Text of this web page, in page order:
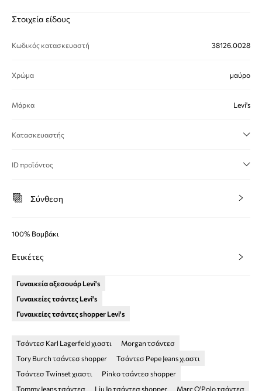
Στοιχεία είδους
Κωδικός κατασκευαστή 38126.0028
Χρώμα μαύρο
Μάρκα Levi's
Κατασκευαστής
ID προϊόντος
Σύνθεση
100% Βαμβάκι
Ετικέτες
Γυναικεία αξεσουάρ Levi's
Γυναικείες τσάντες Levi's
Γυναικείες τσάντες shopper Levi's
Τσάντεσ Karl Lagerfeld χιαστι
Morgan τσάντεσ
Tory Burch τσάντεσ shopper
Τσάντεσ Pepe Jeans χιαστι
Τσάντεσ Twinset χιαστι
Pinko τσάντεσ shopper
Tommy Jeans τσάντεσ
Liu Jo τσάντεσ shopper Marc O'Polo τσάντεσ